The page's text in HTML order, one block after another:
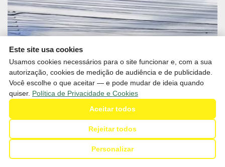
R$1.450.000,00 Venda
Este site usa cookies
Usamos cookies necessários para o site funcionar e, com a sua
autorização, cookies de medição de audiência e de publicidade.
Você escolhe o que aceitar — e pode mudar de ideia quando
quiser. Política de Privacidade e Cookies
Aceitar todos
Rejeitar todos
Personalizar